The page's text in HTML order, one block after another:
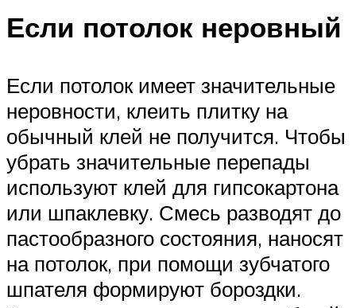
Если потолок неровный
Если потолок имеет значительные
неровности, клеить плитку на
обычный клей не получится. Чтобы
убрать значительные перепады
используют клей для гипсокартона
или шпаклевку. Смесь разводят до
пастообразного состояния, наносят
на потолок, при помощи зубчатого
шпателя формируют бороздки.